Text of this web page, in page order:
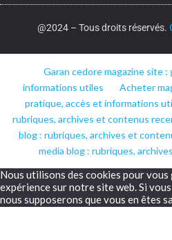
@2024 – Tous droits réservés.
Garan cedore magazine site
informations utiles
Acheter
pratique, accès et informations
rubriques, archives et contenus
blog : rubriques, archives et
media blog : rubriques,
Nous utilisons des cookies pour
expérience sur notre site web. Si
nous supposerons que vous en êtes